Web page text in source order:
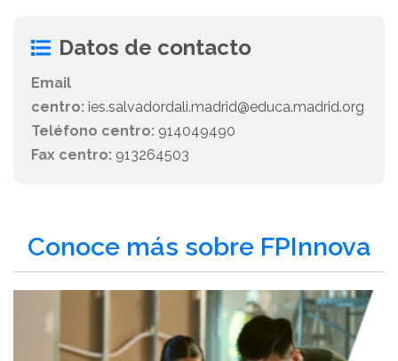
Datos de contacto
Email
centro: ies.salvadordali.madrid@educa.madrid.org
Teléfono centro: 914049490
Fax centro: 913264503
Conoce más sobre FPInnova